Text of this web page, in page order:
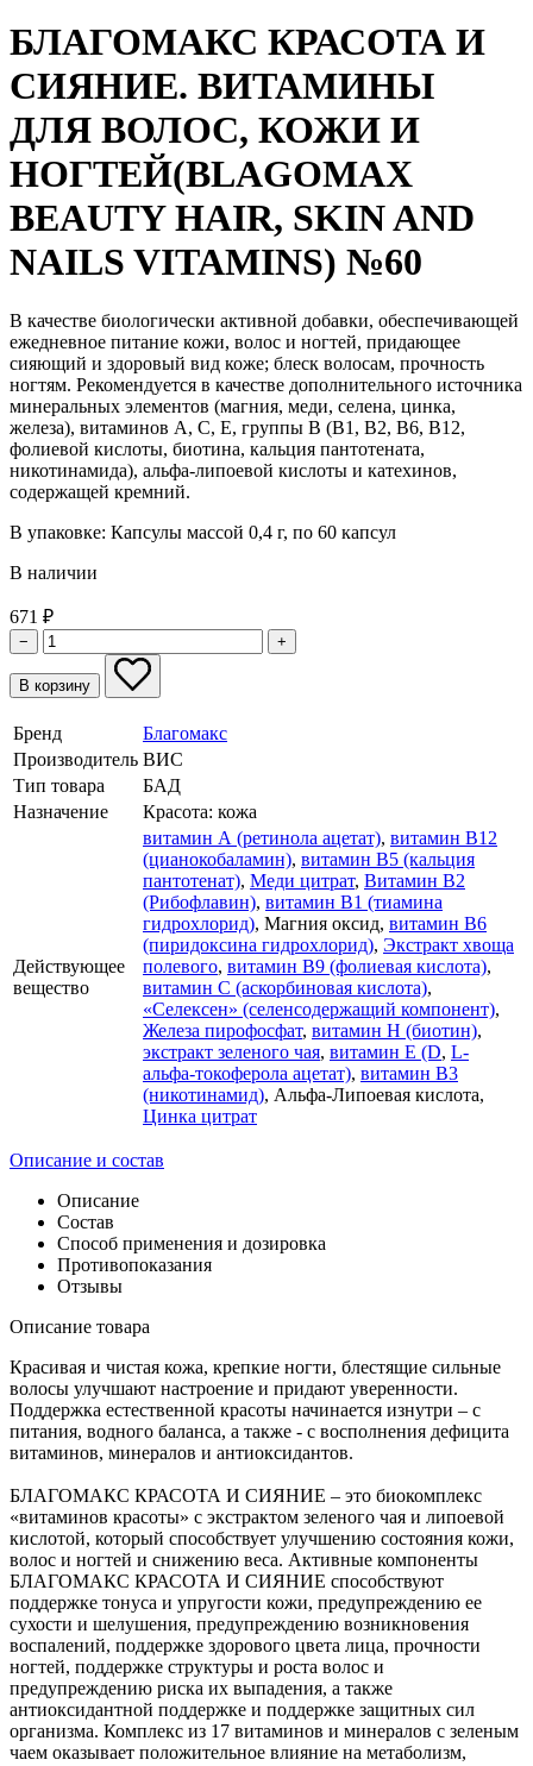
БЛАГОМАКС КРАСОТА И
СИЯНИЕ. ВИТАМИНЫ
ДЛЯ ВОЛОС, КОЖИ И
НОГТЕЙ(BLAGOMAX
BEAUTY HAIR, SKIN AND
NAILS VITAMINS) №60
В качестве биологически активной добавки, обеспечивающей
ежедневное питание кожи, волос и ногтей, придающее
сияющий и здоровый вид коже; блеск волосам, прочность
ногтям. Рекомендуется в качестве дополнительного источника
минеральных элементов (магния, меди, селена, цинка,
железа), витаминов А, С, Е, группы В (В1, В2, В6, В12,
фолиевой кислоты, биотина, кальция пантотената,
никотинамида), альфа-липоевой кислоты и катехинов,
содержащей кремний.
В упаковке: Капсулы массой 0,4 г, по 60 капсул
В наличии
671 ₽
− +
В корзину
Бренд
Благомакс
Производитель ВИС
Тип товара
БАД
Назначение
Красота: кожа
Действующее
вещество
витамин А (ретинола ацетат), витамин В12
(цианокобаламин), витамин В5 (кальция
пантотенат), Меди цитрат, Витамин В2
(Рибофлавин), витамин В1 (тиамина
гидрохлорид), Магния оксид, витамин В6
(пиридоксина гидрохлорид), Экстракт хвоща
полевого, витамин В9 (фолиевая кислота),
витамин С (аскорбиновая кислота),
«Селексен» (селенсодержащий компонент),
Железа пирофосфат, витамин Н (биотин),
экстракт зеленого чая, витамин Е (D, L-
альфа-токоферола ацетат), витамин В3
(никотинамид), Альфа-Липоевая кислота,
Цинка цитрат
Описание и состав
Описание
Состав
Способ применения и дозировка
Противопоказания
Отзывы
Описание товара
Красивая и чистая кожа, крепкие ногти, блестящие сильные
волосы улучшают настроение и придают уверенности.
Поддержка естественной красоты начинается изнутри – с
питания, водного баланса, а также - с восполнения дефицита
витаминов, минералов и антиоксидантов.
БЛАГОМАКС КРАСОТА И СИЯНИЕ – это биокомплекс
«витаминов красоты» с экстрактом зеленого чая и липоевой
кислотой, который способствует улучшению состояния кожи,
волос и ногтей и снижению веса. Активные компоненты
БЛАГОМАКС КРАСОТА И СИЯНИЕ способствуют
поддержке тонуса и упругости кожи, предупреждению ее
сухости и шелушения, предупреждению возникновения
воспалений, поддержке здорового цвета лица, прочности
ногтей, поддержке структуры и роста волос и
предупреждению риска их выпадения, а также
антиоксидантной поддержке и поддержке защитных сил
организма. Комплекс из 17 витаминов и минералов с зеленым
чаем оказывает положительное влияние на метаболизм,